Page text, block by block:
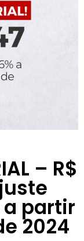
– R$
a partir
2024